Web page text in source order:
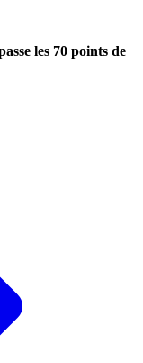
les 70 points de